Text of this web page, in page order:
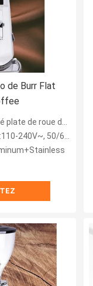
de Burr Flat
bavures pour l'expresso
240V~, 50/60Hz